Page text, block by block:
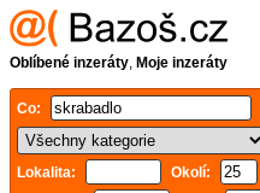
Oblíbené inzeráty, Moje inzeráty
Co:
Lokalita: Okolí: